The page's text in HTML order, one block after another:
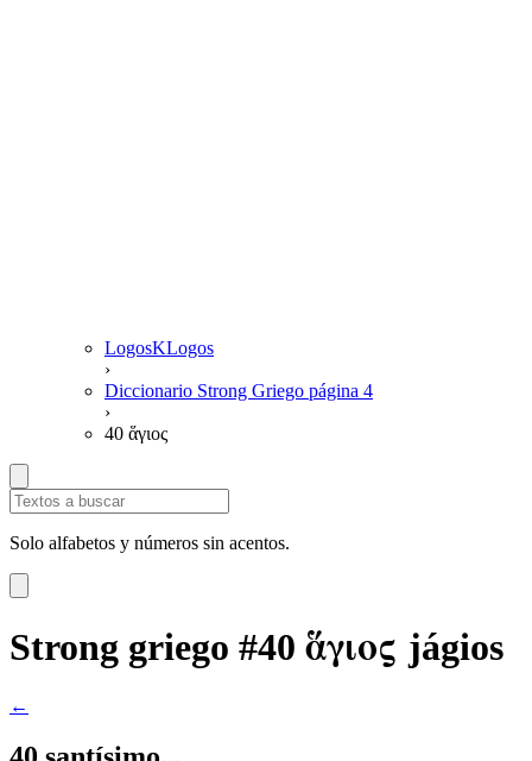
LogosKLogos
›
Diccionario Strong Griego página 4
›
40 ἅγιος
Solo alfabetos y números sin acentos.
Strong griego #40 ἅγιος jágios
←